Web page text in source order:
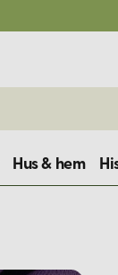
Hus & hem